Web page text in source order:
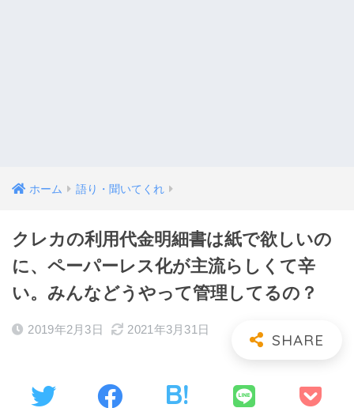
ホーム 語り・聞いてくれ
クレカの利用代金明細書は紙で欲しいの
に、ペーパーレス化が主流らしくて辛
い。みんなどうやって管理してるの？
2019年2月3日 2021年3月31日